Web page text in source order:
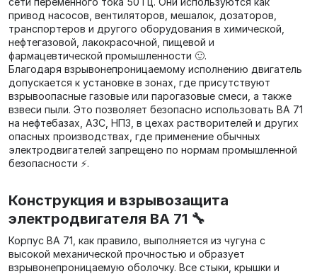
привод насосов, вентиляторов, мешалок, дозаторов,
транспортеров и другого оборудования в химической,
нефтегазовой, лакокрасочной, пищевой и
фармацевтической промышленности 🙂.
Благодаря взрывонепроницаемому исполнению двигатель
допускается к установке в зонах, где присутствуют
взрывоопасные газовые или парогазовые смеси, а также
взвеси пыли. Это позволяет безопасно использовать ВА 71
на нефтебазах, АЗС, НПЗ, в цехах растворителей и других
опасных производствах, где применение обычных
электродвигателей запрещено по нормам промышленной
безопасности ⚡.
Конструкция и взрывозащита
электродвигателя ВА 71 🔧
Корпус ВА 71, как правило, выполняется из чугуна с
высокой механической прочностью и образует
взрывонепроницаемую оболочку. Все стыки, крышки и